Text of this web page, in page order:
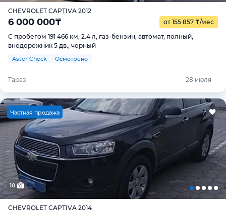
CHEVROLET CAPTIVA 2012
6 000 000₸ от 155 857 ₸/мес
С пробегом 191 466 км, 2.4 л, газ-бензин, автомат, полный,
внедорожник 5 дв., черный
Aster Check Осмотрено
Тараз 28 июля
Частная продажа
10
CHEVROLET CAPTIVA 2014